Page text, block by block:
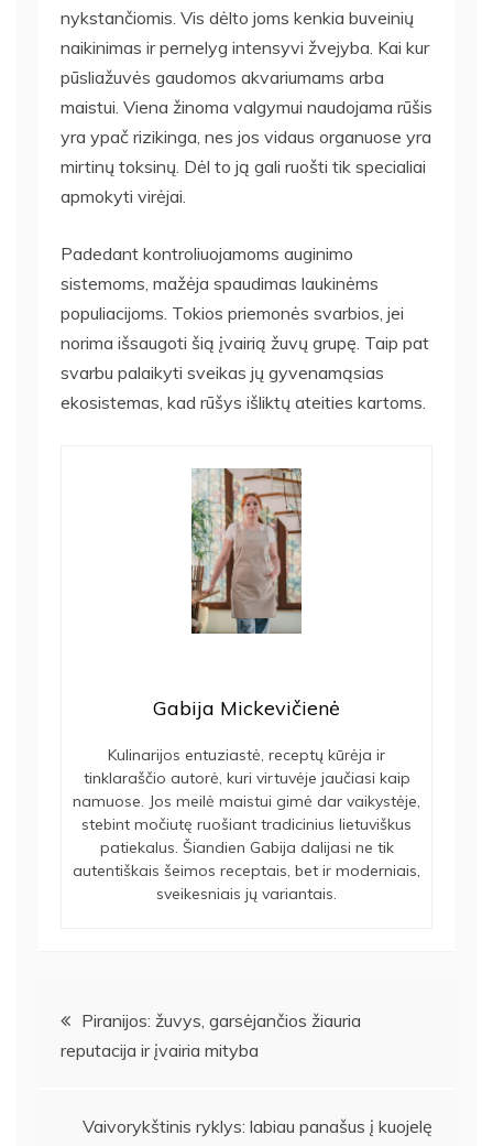
nykstančiomis. Vis dėlto joms kenkia buveinių
naikinimas ir pernelyg intensyvi žvejyba. Kai kur
pūsliažuvės gaudomos akvariumams arba
maistui. Viena žinoma valgymui naudojama rūšis
yra ypač rizikinga, nes jos vidaus organuose yra
mirtinų toksinų. Dėl to ją gali ruošti tik specialiai
apmokyti virėjai.
Padedant kontroliuojamoms auginimo
sistemoms, mažėja spaudimas laukinėms
populiacijoms. Tokios priemonės svarbios, jei
norima išsaugoti šią įvairią žuvų grupę. Taip pat
svarbu palaikyti sveikas jų gyvenamąsias
ekosistemas, kad rūšys išliktų ateities kartoms.
Gabija Mickevičienė
Kulinarijos entuziastė, receptų kūrėja ir
tinklaraščio autorė, kuri virtuvėje jaučiasi kaip
namuose. Jos meilė maistui gimė dar vaikystėje,
stebint močiutę ruošiant tradicinius lietuviškus
patiekalus. Šiandien Gabija dalijasi ne tik
autentiškais šeimos receptais, bet ir moderniais,
sveikesniais jų variantais.
Navigacija
tarp
įrašų
Piranijos: žuvys, garsėjančios žiauria
reputacija ir įvairia mityba
Vaivorykštinis ryklys: labiau panašus į kuojelę